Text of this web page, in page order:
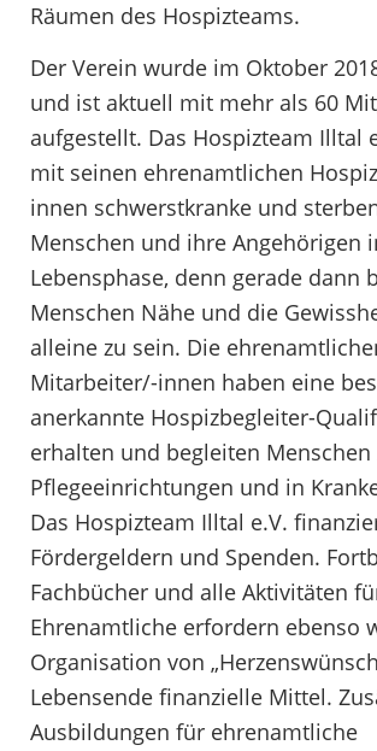
Räumen des Hospizteams.
Der Verein wurde im Oktober
und ist aktuell mit mehr als 60
aufgestellt. Das Hospizteam Illtal
mit seinen ehrenamtlichen
innen schwerstkranke und
Menschen und ihre Angehörigen
Lebensphase, denn gerade dann
Menschen Nähe und die
alleine zu sein. Die
Mitarbeiter/-innen haben eine
anerkannte Hospizbegleiter-
erhalten und begleiten Menschen
Pflegeeinrichtungen und in
Das Hospizteam Illtal e.V.
Fördergeldern und Spenden.
Fachbücher und alle Aktivitäten
Ehrenamtliche erfordern ebenso
Organisation von
Lebensende finanzielle Mittel.
Ausbildungen für ehrenamtliche